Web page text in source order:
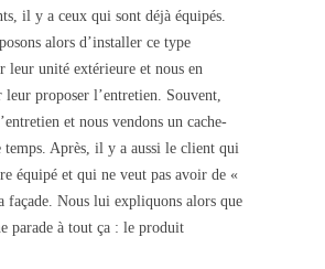
il y a ceux qui sont déjà équipés.
alors d’installer ce type
leur unité extérieure et nous en
proposer l’entretien. Souvent,
et nous vendons un cache-
temps. Après, il y a aussi le client qui
équipé et qui ne veut pas avoir de «
façade. Nous lui expliquons alors que
parade à tout ça : le produit